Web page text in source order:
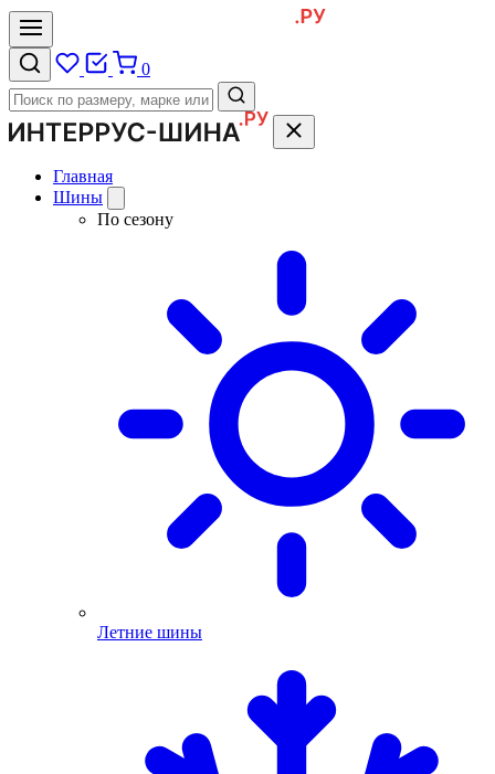
0
Главная
Шины
По сезону
Летние шины